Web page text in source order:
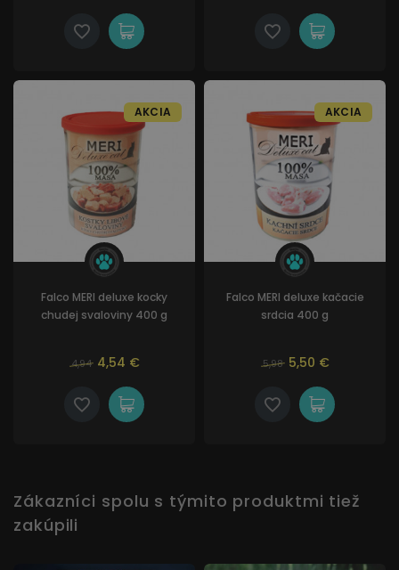
Falco MERI deluxe kocky
chudej svaloviny 400 g
4,94 4,54 €
AKCIA
Falco MERI deluxe kačacie
srdcia 400 g
5,98 5,50 €
AKCIA
Zákazníci spolu s týmito produktmi tiež
zakúpili